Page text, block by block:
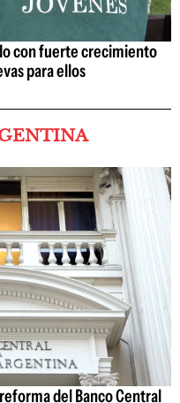
con fuerte crecimiento
para ellos
del Banco Central